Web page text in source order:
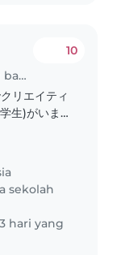
Lowongan pekerjaan babysitting di Jakarta
10
リエイティ
生)がいま
連絡お待ち
月17日まで
々に契約し
sekolah
hari yang